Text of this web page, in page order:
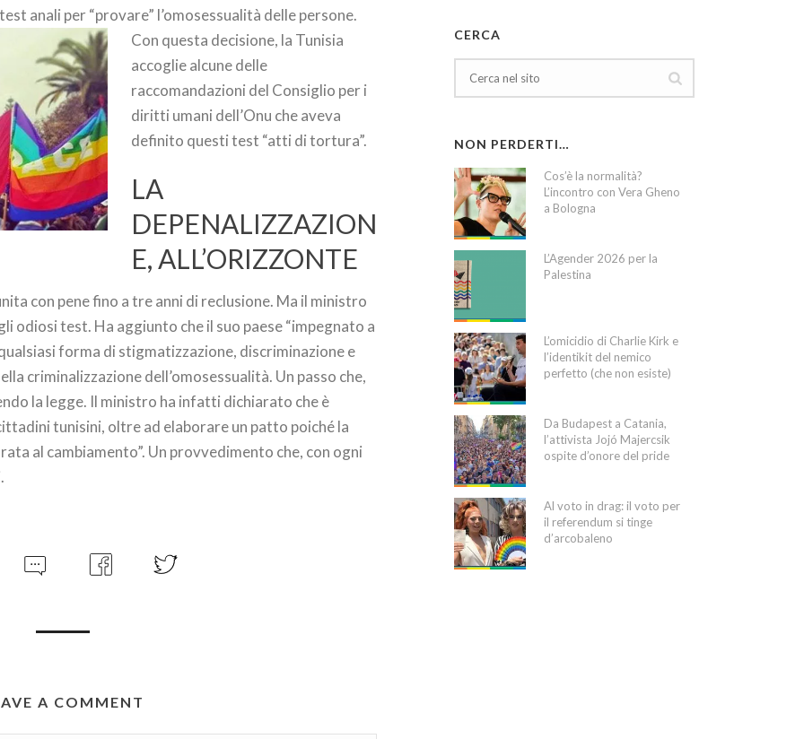
anali per “provare” l’omosessualità delle persone.
Con questa decisione, la Tunisia
accoglie alcune delle
raccomandazioni del Consiglio per i
diritti umani dell’Onu che aveva
definito questi test “atti di tortura”.
LA
DEPENALIZZAZION
E, ALL’ORIZZONTE
con pene fino a tre anni di reclusione. Ma il ministro
odiosi test. Ha aggiunto che il suo paese “impegnato a
forma di stigmatizzazione, discriminazione e
criminalizzazione dell’omosessualità. Un passo che,
la legge. Il ministro ha infatti dichiarato che è
tunisini, oltre ad elaborare un patto poiché la
al cambiamento”. Un provvedimento che, con ogni
A COMMENT
CERCA
NON PERDERTI…
Cos’è la normalità?
L’incontro con Vera Gheno
a Bologna
L’Agender 2026 per la
Palestina
L’omicidio di Charlie Kirk e
l’identikit del nemico
perfetto (che non esiste)
Da Budapest a Catania,
l’attivista Jojó Majercsik
ospite d’onore del pride
Al voto in drag: il voto per
il referendum si tinge
d’arcobaleno